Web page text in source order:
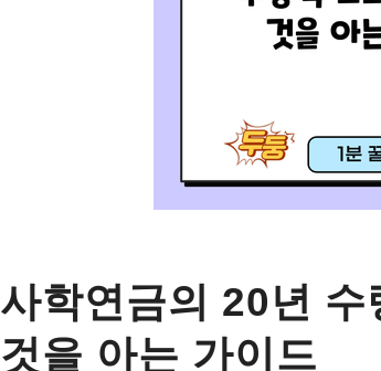
사학연금의 20년
것을 아는 가이드